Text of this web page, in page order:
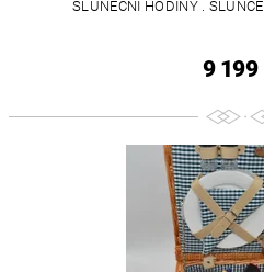
SLUNEČNÍ HODINY .
9 199